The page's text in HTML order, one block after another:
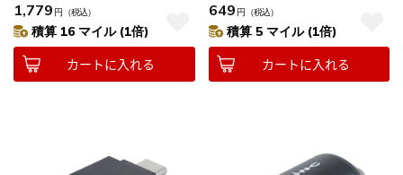
1,779 円 （税込）
積算 16 マイル (1倍)
カートに入れる
649 円 （税込）
積算 5 マイル (1倍)
カートに入れる